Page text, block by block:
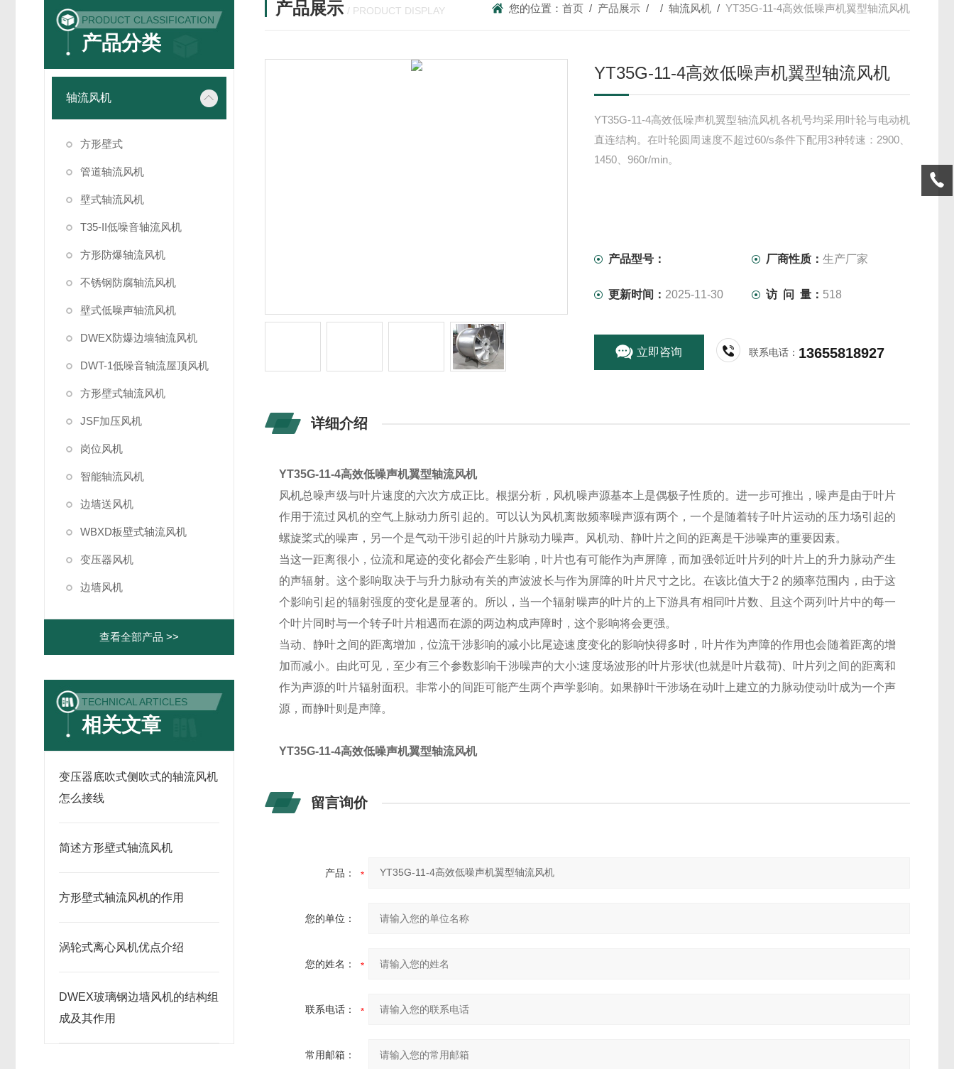
PRODUCT CLASSIFICATION
产品分类
轴流风机
方形壁式
管道轴流风机
壁式轴流风机
T35-II低噪音轴流风机
方形防爆轴流风机
不锈钢防腐轴流风机
壁式低噪声轴流风机
DWEX防爆边墙轴流风机
DWT-1低噪音轴流屋顶风机
方形壁式轴流风机
JSF加压风机
岗位风机
智能轴流风机
边墙送风机
WBXD板壁式轴流风机
变压器风机
边墙风机
查看全部产品 >>
TECHNICAL ARTICLES
相关文章
变压器底吹式侧吹式的轴流风机
怎么接线
简述方形壁式轴流风机
方形壁式轴流风机的作用
涡轮式离心风机优点介绍
DWEX玻璃钢边墙风机的结构组
成及其作用
产品展示 / PRODUCT DISPLAY 您的位置： 首页 / 产品展示 / / 轴流风机 / YT35G-11-4高效低噪声机翼型轴流风机
YT35G-11-4高效低噪声机翼型轴流风机
YT35G-11-4高效低噪声机翼型轴流风机各机号均采用叶轮与电动机
直连结构。在叶轮圆周速度不超过60/s条件下配用3种转速：2900、
1450、960r/min。
产品型号： 厂商性质：生产厂家
更新时间： 2025-11-30 访 问 量： 518
立即咨询 联系电话： 13655818927
详细介绍
YT35G-11-4高效低噪声机翼型轴流风机
风机总噪声级与叶片速度的六次方成正比。根据分析，风机噪声源基本上是偶极子性质的。进一步可推出，噪声是由于叶片
作用于流过风机的空气上脉动力所引起的。可以认为风机离散频率噪声源有两个，一个是随着转子叶片运动的压力场引起的
螺旋桨式的噪声，另一个是气动干涉引起的叶片脉动力噪声。风机动、静叶片之间的距离是干涉噪声的重要因素。
当这一距离很小，位流和尾迹的变化都会产生影响，叶片也有可能作为声屏障，而加强邻近叶片列的叶片上的升力脉动产生
的声辐射。这个影响取决于与升力脉动有关的声波波长与作为屏障的叶片尺寸之比。在该比值大于2 的频率范围内，由于这
个影响引起的辐射强度的变化是显著的。所以，当一个辐射噪声的叶片的上下游具有相同叶片数、且这个两列叶片中的每一
个叶片同时与一个转子叶片相遇而在源的两边构成声障时，这个影响将会更强。
当动、静叶之间的距离增加，位流干涉影响的减小比尾迹速度变化的影响快得多时，叶片作为声障的作用也会随着距离的增
加而减小。由此可见，至少有三个参数影响干涉噪声的大小:速度场波形的叶片形状(也就是叶片载荷)、叶片列之间的距离和
作为声源的叶片辐射面积。非常小的间距可能产生两个声学影响。如果静叶干涉场在动叶上建立的力脉动使动叶成为一个声
源，而静叶则是声障。
YT35G-11-4高效低噪声机翼型轴流风机
留言询价
产品：
您的单位：
您的姓名：
联系电话：
常用邮箱：